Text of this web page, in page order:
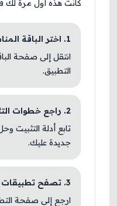
كانت هذه أول مرة لك
1. اختر الباقة المناسبة
انتقل إلى صفحة
التطبيق.
2. راجع خطوات التثبيت
تابع أدلة التثبيت
جديدة عليك.
3. تصفح تطبيقات مشابهة
ارجع إلى صفحة